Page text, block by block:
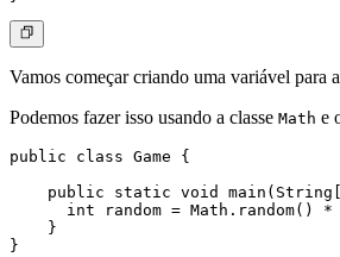
Vamos começar criando uma variável para
Podemos fazer isso usando a classe Math e
public class Game {
public static void
int random = Math.random() *
    }